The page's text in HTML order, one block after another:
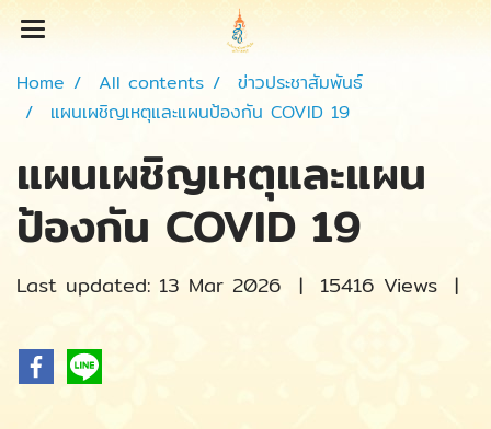
Home All contents
ข่าวประชาสัมพันธ์
แผนเผชิญเหตุและแผนป้องกัน COVID 19
แผนเผชิญเหตุและแผน
ป้องกัน COVID 19
Last updated: 13 Mar 2026 | 15416 Views |